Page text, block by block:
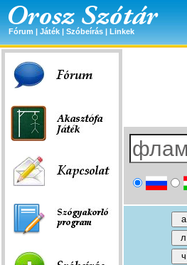
Fórum | Játék | Szóbeírás | Linkek